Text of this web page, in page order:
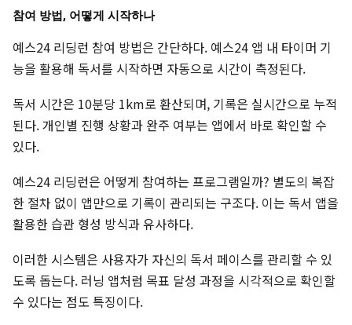
참여 방법, 어떻게 시작하나
예스24 리딩런 참여 방법은 간단하다. 예스24 앱 내 타이머 기
능을 활용해 독서를 시작하면 자동으로 시간이 측정된다.
독서 시간은 10분당 1km로 환산되며, 기록은 실시간으로 누적
된다. 개인별 진행 상황과 완주 여부는 앱에서 바로 확인할 수
있다.
예스24 리딩런은 어떻게 참여하는 프로그램일까? 별도의 복잡
한 절차 없이 앱만으로 기록이 관리되는 구조다. 이는 독서 앱을
활용한 습관 형성 방식과 유사하다.
이러한 시스템은 사용자가 자신의 독서 페이스를 관리할 수 있
도록 돕는다. 러닝 앱처럼 목표 달성 과정을 시각적으로 확인할
수 있다는 점도 특징이다.